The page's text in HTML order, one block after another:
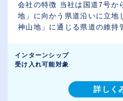
会社の特徴 当社は国道7号か
地」に向かう県道沿いに立地
神山地」に通じる県道の維持
インターンシップ
受け入れ可能対象
詳しく